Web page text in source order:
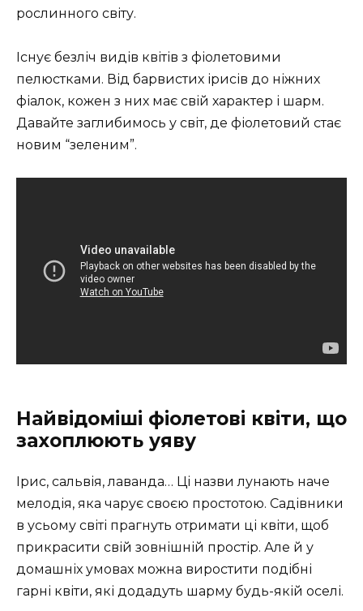
рослинного світу.
Існує безліч видів квітів з фіолетовими
пелюстками. Від барвистих ірисів до ніжних
фіалок, кожен з них має свій характер і шарм.
Давайте заглибимось у світ, де фіолетовий стає
новим “зеленим”.
Найвідоміші фіолетові квіти, що
захоплюють уяву
Ірис, сальвія, лаванда… Ці назви лунають наче
мелодія, яка чарує своєю простотою. Садівники
в усьому світі прагнуть отримати ці квіти, щоб
прикрасити свій зовнішній простір. Але й у
домашніх умовах можна виростити подібні
гарні квіти, які додадуть шарму будь-якій оселі.